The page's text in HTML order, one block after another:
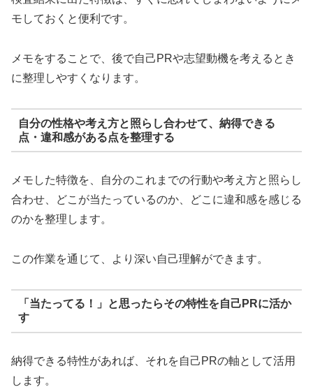
モしておくと便利です。
メモをすることで、後で自己PRや志望動機を考えるとき
に整理しやすくなります。
自分の性格や考え方と照らし合わせて、納得できる
点・違和感がある点を整理する
メモした特徴を、自分のこれまでの行動や考え方と照らし
合わせ、どこが当たっているのか、どこに違和感を感じる
のかを整理します。
この作業を通じて、より深い自己理解ができます。
「当たってる！」と思ったらその特性を自己PRに活か
す
納得できる特性があれば、それを自己PRの軸として活用
します。